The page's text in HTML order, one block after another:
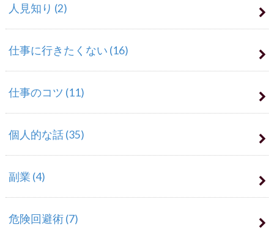
人見知り (2)
仕事に行きたくない (16)
仕事のコツ (11)
個人的な話(35)
副業 (4)
危険回避術(7)